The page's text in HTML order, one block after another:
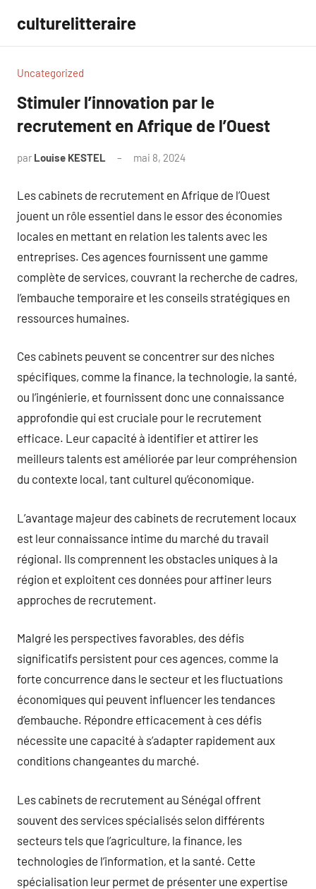
contenu
culturelitteraire
Uncategorized
Stimuler l’innovation par le
recrutement en Afrique de l’Ouest
par Louise KESTEL mai 8, 2024
Les cabinets de recrutement en Afrique de l’Ouest
jouent un rôle essentiel dans le essor des économies
locales en mettant en relation les talents avec les
entreprises. Ces agences fournissent une gamme
complète de services, couvrant la recherche de cadres,
l’embauche temporaire et les conseils stratégiques en
ressources humaines.
Ces cabinets peuvent se concentrer sur des niches
spécifiques, comme la finance, la technologie, la santé,
ou l’ingénierie, et fournissent donc une connaissance
approfondie qui est cruciale pour le recrutement
efficace. Leur capacité à identifier et attirer les
meilleurs talents est améliorée par leur compréhension
du contexte local, tant culturel qu’économique.
L’avantage majeur des cabinets de recrutement locaux
est leur connaissance intime du marché du travail
régional. Ils comprennent les obstacles uniques à la
région et exploitent ces données pour affiner leurs
approches de recrutement.
Malgré les perspectives favorables, des défis
significatifs persistent pour ces agences, comme la
forte concurrence dans le secteur et les fluctuations
économiques qui peuvent influencer les tendances
d’embauche. Répondre efficacement à ces défis
nécessite une capacité à s’adapter rapidement aux
conditions changeantes du marché.
Les cabinets de recrutement au Sénégal offrent
souvent des services spécialisés selon différents
secteurs tels que l’agriculture, la finance, les
technologies de l’information, et la santé. Cette
spécialisation leur permet de présenter une expertise